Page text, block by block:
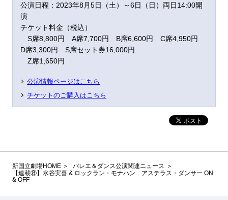
公演日程：2023年8月5日（土）～6日（日）両日14:00開
演
チケット料金（税込）
S席8,800円 A席7,700円 B席6,600円 C席4,950円
D席3,300円 S席セット券16,000円
Z席1,650円
公演情報ページはこちら
チケットのご購入はこちら
新国立劇場HOME
バレエ＆ダンス公演関連ニュース
【連載⑧】水谷実喜 & ロックラン・モナハン アステラス・ダンサー ON
& OFF